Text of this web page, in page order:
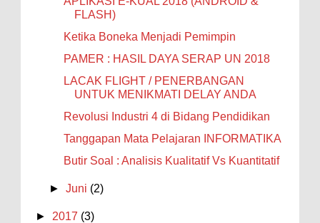
FLASH)
Ketika Boneka Menjadi Pemimpin
PAMER : HASIL DAYA SERAP UN 2018
LACAK FLIGHT / PENERBANGAN
UNTUK MENIKMATI DELAY ANDA
Revolusi Industri 4 di Bidang Pendidikan
Tanggapan Mata Pelajaran INFORMATIKA
Butir Soal : Analisis Kualitatif Vs Kuantitatif
►Juni (2)
► 2017 (3)